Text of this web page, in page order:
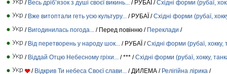
/ Весь дріб’язок з душі своєї викинь... / РУБАЇ /Східні форми (рубаї,
/ Вже витоптали геть усю культуру... / РУБАЇ /Східні форми (рубаї,
/ Вигодинилась погода... / Перед повінню / Переклади /
/ Від перетворень у народу шок... / РУБАЇ /Східні форми (рубаї, хокку,
/ Віддай Отцю Небесному гріхи... / *** /Східні форми (рубаї, хокку,
/ Відкрив Ти небеса Своєї слави... / ДИЛЕМА / Релігійна лірика /